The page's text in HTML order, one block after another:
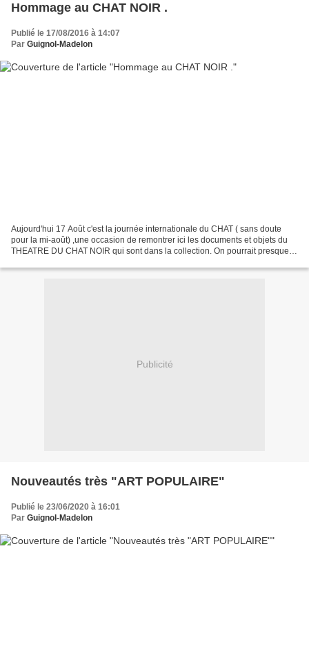
Hommage au CHAT NOIR .
Publié le 17/08/2016 à 14:07
Par Guignol-Madelon
Aujourd'hui 17 Août c'est la journée internationale du CHAT ( sans doute
pour la mi-août) ,une occasion de remontrer ici les documents et objets du
THEATRE DU CHAT NOIR qui sont dans la collection. On pourrait presque
Publicité
Nouveautés très "ART POPULAIRE"
Publié le 23/06/2020 à 16:01
Par Guignol-Madelon